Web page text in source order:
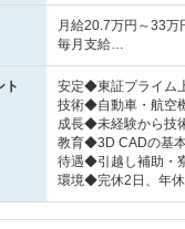
月給20.7万円～33
毎月支給…
ト
安定◆東証プライム
技術◆自動車・航空
成長◆未経験から技
教育◆3D CADの基
待遇◆引越し補助・
環境◆完休2日、年